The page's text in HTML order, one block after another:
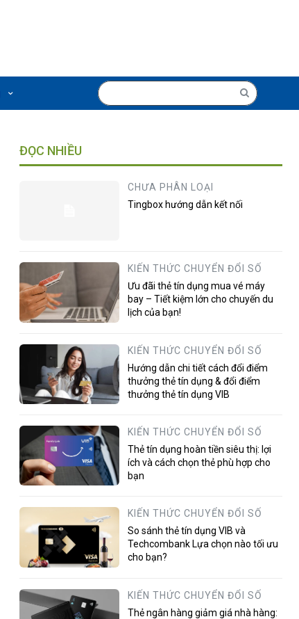
ĐỌC NHIỀU
CHƯA PHÂN LOẠI
Tingbox hướng dẫn kết nối
KIẾN THỨC CHUYỂN ĐỔI SỐ
Ưu đãi thẻ tín dụng mua vé máy
bay – Tiết kiệm lớn cho chuyến du
lịch của bạn!
KIẾN THỨC CHUYỂN ĐỔI SỐ
Hướng dẫn chi tiết cách đổi điểm
thưởng thẻ tín dụng & đổi điểm
thưởng thẻ tín dụng VIB
KIẾN THỨC CHUYỂN ĐỔI SỐ
Thẻ tín dụng hoàn tiền siêu thị: lợi
ích và cách chọn thẻ phù hợp cho
bạn
KIẾN THỨC CHUYỂN ĐỔI SỐ
So sánh thẻ tín dụng VIB và
Techcombank Lựa chọn nào tối ưu
cho bạn?
KIẾN THỨC CHUYỂN ĐỔI SỐ
Thẻ ngân hàng giảm giá nhà hàng: